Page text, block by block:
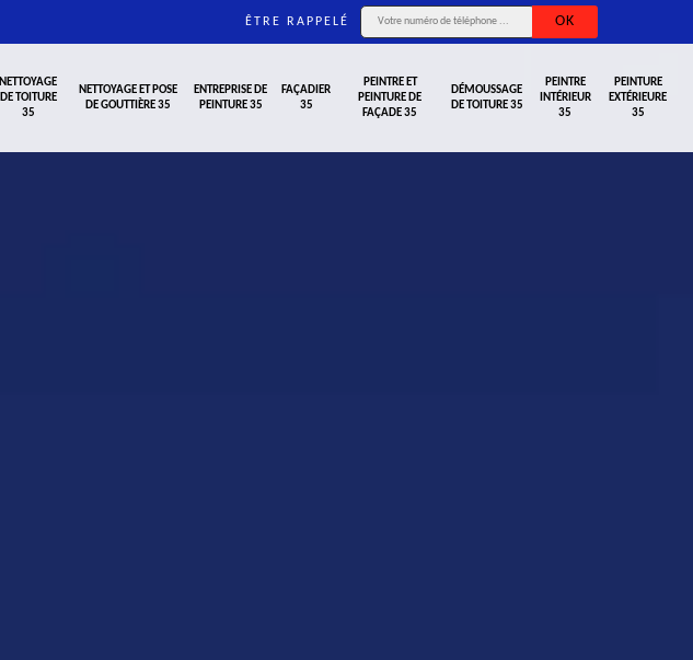
ÊTRE RAPPELÉ
NETTOYAGE
DE TOITURE
35
NETTOYAGE ET POSE
DE GOUTTIÈRE 35
ENTREPRISE DE
PEINTURE 35
FAÇADIER
35
PEINTRE ET
PEINTURE DE
FAÇADE 35
DÉMOUSSAGE
DE TOITURE 35
PEINTRE
INTÉRIEUR
35
PEINTURE
EXTÉRIEURE
35